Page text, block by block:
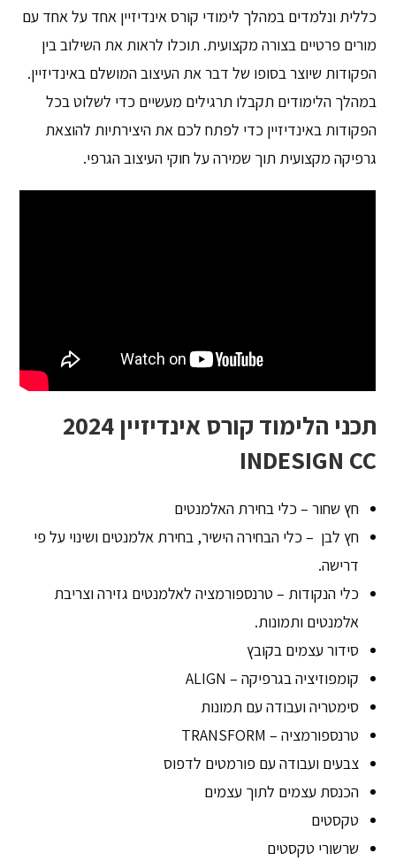
כללית ונלמדים במהלך לימודי קורס אינדיזיין אחד על אחד עם
מורים פרטיים בצורה מקצועית. תוכלו לראות את השילוב בין
הפקודות שיוצר בסופו של דבר את העיצוב המושלם באינדיזיין.
במהלך הלימודים תקבלו תרגילים מעשיים כדי לשלוט בכל
הפקודות באינדיזיין כדי לפתח לכם את היצירתיות להוצאת
גרפיקה מקצועית תוך שמירה על חוקי העיצוב הגרפי.
תכני הלימוד קורס אינדיזיין 2024
INDESIGN CC
חץ שחור – כלי בחירת האלמנטים
חץ לבן – כלי הבחירה הישיר, בחירת אלמנטים ושינוי על פי
דרישה.
כלי הנקודות – טרנספורמציה לאלמנטים גזירה וצריבת
אלמנטים ותמונות.
סידור עצמים בקובץ
קומפוזיציה בגרפיקה – ALIGN
סימטריה ועבודה עם תמונות
טרנספורמציה – TRANSFORM
צבעים ועבודה עם פורמטים לדפוס
הכנסת עצמים לתוך עצמים
טקסטים
שרשורי טקסטים